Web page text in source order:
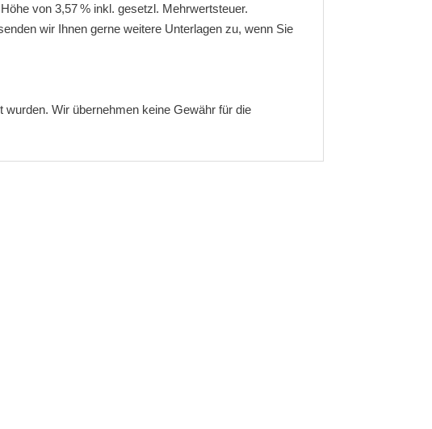
von 3,57 % inkl. gesetzl. Mehrwertsteuer.
wir Ihnen gerne weitere Unterlagen zu, wenn Sie
Wir übernehmen keine Gewähr für die